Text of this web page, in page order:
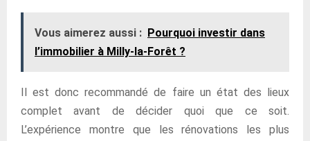
Vous aimerez aussi : Pourquoi investir dans
l’immobilier à Milly-la-Forêt ?
Il est donc recommandé de faire un état des lieux
complet avant de décider quoi que ce soit.
L’expérience montre que les rénovations les plus